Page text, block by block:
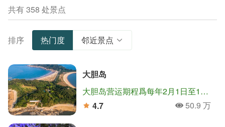
共有 358 处景点
排序 热门度 邻近景点
大胆岛
大胆岛营运期程爲每年2月1日至12月15日止(如遇农历年节期间，除夕至初五停止登岛)。
4.7
人氣50.9 万